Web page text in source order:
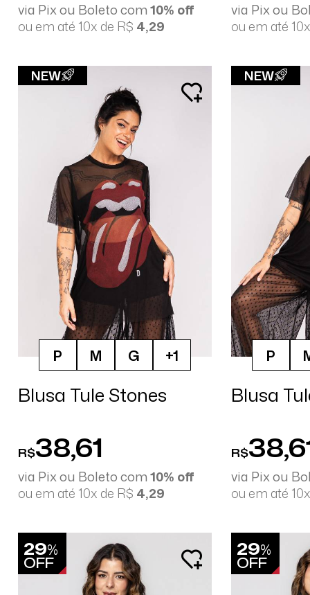
via Pix ou Boleto com10% off
ou em até 10x de R$ 4,29
via Pix ou
ou em até
NEW
P M G +1
Blusa Tule Stones
R$38,61
via Pix ou Boleto com10% off
ou em até 10x de R$ 4,29
NEW
P
Blusa
R$
via Pix ou
ou em até
29%
OFF
29%
OFF